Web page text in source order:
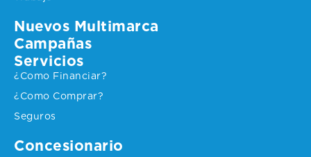
Nuevos Multimarca
Campañas
Servicios
¿Como Financiar?
¿Como Comprar?
Seguros
Concesionario